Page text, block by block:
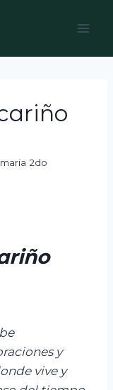
2do
y
vive y